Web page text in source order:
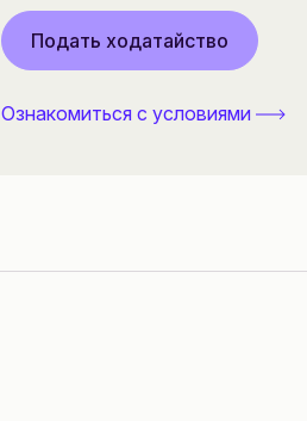
Подать ходатайство
Ознакомиться с условиями